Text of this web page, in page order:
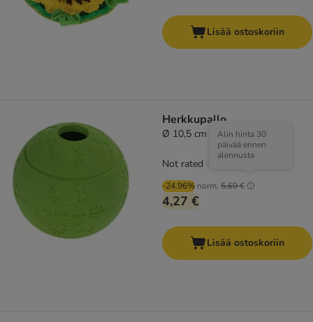
Lisää ostoskoriin
Herkkupallo
Ø 10,5 cm
-24.96% norm. 5,69 €
Alin hinta 30
päivää ennen
alennusta
4,27 €
Not rated
Lisää ostoskoriin